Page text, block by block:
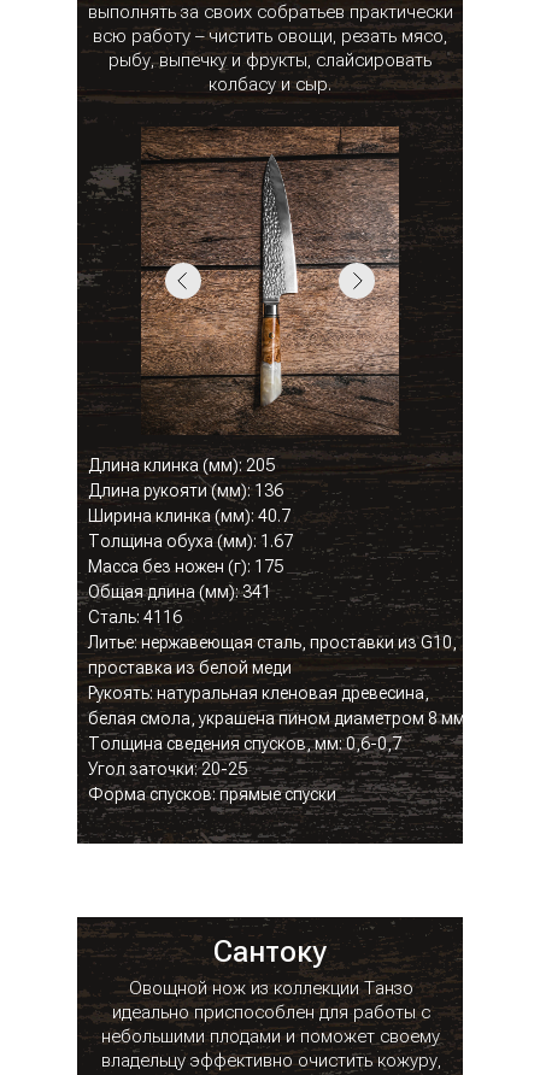
выполнять за своих собратьев практически
всю работу – чистить овощи, резать мясо,
рыбу, выпечку и фрукты, слайсировать
колбасу и сыр.
Длина клинка (мм): 205
Длина рукояти (мм): 136
Ширина клинка (мм): 40.7
Толщина обуха (мм): 1.67
Масса без ножен (г): 175
Общая длина (мм): 341
Сталь: 4116
Литье: нержавеющая сталь, проставки из G10,
проставка из белой меди
Рукоять: натуральная кленовая древесина,
белая смола, украшена пином диаметром 8 мм
Толщина сведения спусков, мм: 0,6-0,7
Угол заточки: 20-25
Форма спусков: прямые спуски
Сантоку
Овощной нож из коллекции Танзо
идеально приспособлен для работы с
небольшими плодами и поможет своему
владельцу эффективно очистить кожуру,